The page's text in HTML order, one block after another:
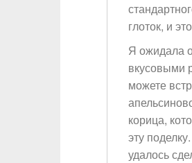
глоток, и
Я ожидала
вкусовыми
можете
корица,
эту
удалось